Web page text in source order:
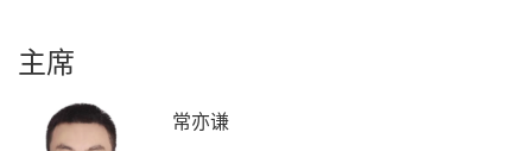
主席
常亦谦